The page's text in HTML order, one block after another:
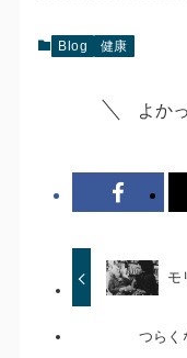
Blog 健康
よか
モ
つらく